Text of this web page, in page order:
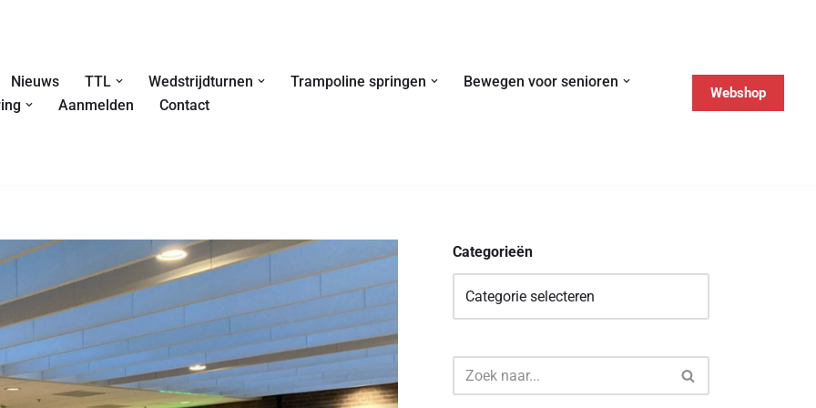
Nieuws TTL Wedstrijdturnen Trampoline springen
Bewegen voor senioren
Aanmelden Contact
Webshop
Categorieën